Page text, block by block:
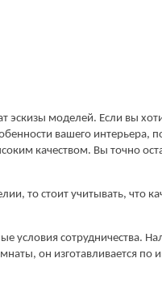
эскизы моделей. Если вы
вашего интерьера,
качеством. Вы точно
то стоит учитывать, что
условия сотрудничества.
он изготавливается по